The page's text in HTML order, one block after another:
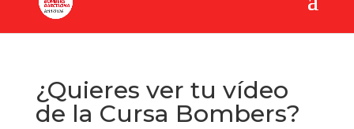
¿Quieres ver tu vídeo
de la Cursa Bombers?